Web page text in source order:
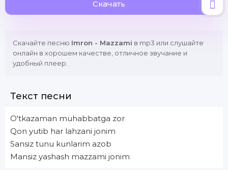
Скачать
Скачайте песню Imron - Mazzami в mp3 или слушайте
онлайн в хорошем качестве, отличное звучание и
удобный плеер.
Текст песни
O'tkazaman muhabbatga zor
Qon yutib har lahzani jonim
Sansiz tunu kunlarim azob
Mansiz yashash mazzami jonim